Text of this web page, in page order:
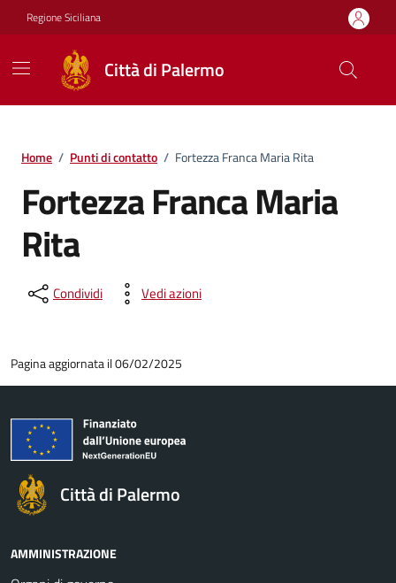
Vai ai contenuti
Vai al footer
Regione Siciliana
Città di Palermo
Home / Punti di contatto / Fortezza Franca Maria Rita
Fortezza Franca Maria
Rita
Condividi Vedi azioni
Pagina aggiornata il 06/02/2025
Città di Palermo
AMMINISTRAZIONE